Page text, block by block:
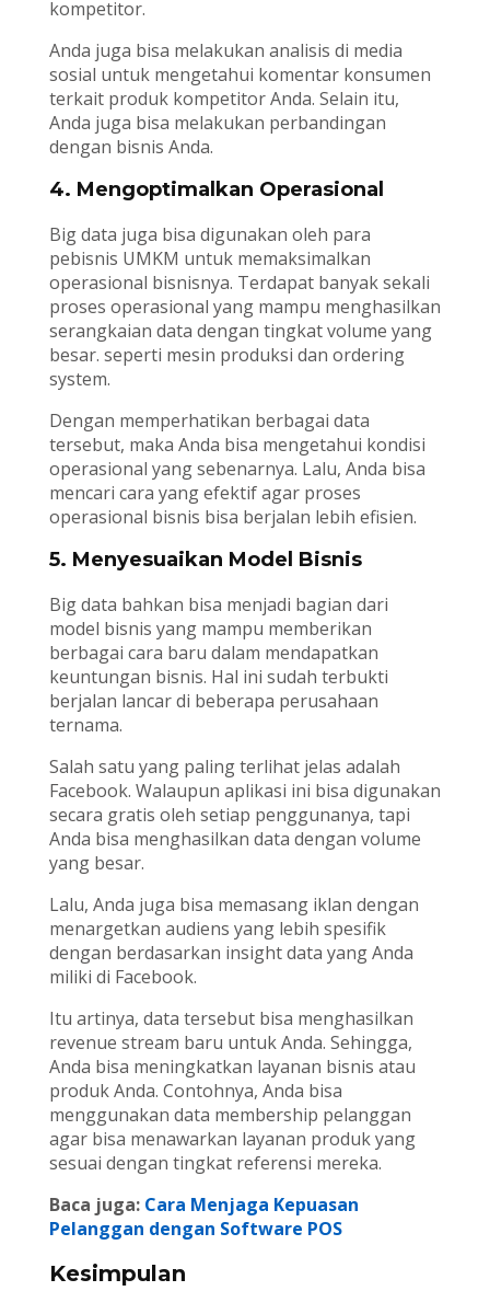
kompetitor.
Anda juga bisa melakukan analisis di media
sosial untuk mengetahui komentar konsumen
terkait produk kompetitor Anda. Selain itu,
Anda juga bisa melakukan perbandingan
dengan bisnis Anda.
4. Mengoptimalkan Operasional
Big data juga bisa digunakan oleh para
pebisnis UMKM untuk memaksimalkan
operasional bisnisnya. Terdapat banyak sekali
proses operasional yang mampu menghasilkan
serangkaian data dengan tingkat volume yang
besar. seperti mesin produksi dan ordering
system.
Dengan memperhatikan berbagai data
tersebut, maka Anda bisa mengetahui kondisi
operasional yang sebenarnya. Lalu, Anda bisa
mencari cara yang efektif agar proses
operasional bisnis bisa berjalan lebih efisien.
5. Menyesuaikan Model Bisnis
Big data bahkan bisa menjadi bagian dari
model bisnis yang mampu memberikan
berbagai cara baru dalam mendapatkan
keuntungan bisnis. Hal ini sudah terbukti
berjalan lancar di beberapa perusahaan
ternama.
Salah satu yang paling terlihat jelas adalah
Facebook. Walaupun aplikasi ini bisa digunakan
secara gratis oleh setiap penggunanya, tapi
Anda bisa menghasilkan data dengan volume
yang besar.
Lalu, Anda juga bisa memasang iklan dengan
menargetkan audiens yang lebih spesifik
dengan berdasarkan insight data yang Anda
miliki di Facebook.
Itu artinya, data tersebut bisa menghasilkan
revenue stream baru untuk Anda. Sehingga,
Anda bisa meningkatkan layanan bisnis atau
produk Anda. Contohnya, Anda bisa
menggunakan data membership pelanggan
agar bisa menawarkan layanan produk yang
sesuai dengan tingkat referensi mereka.
Baca juga: Cara Menjaga Kepuasan
Pelanggan dengan Software POS
Kesimpulan